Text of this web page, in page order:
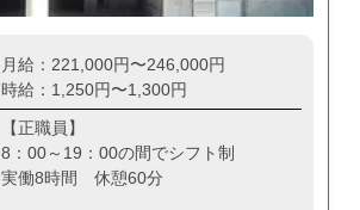
月給：221,000円〜246,000円
時給：1,250円〜1,300円
【正職員】
8：00～19：00の間でシフト制
実働8時間 休憩60分